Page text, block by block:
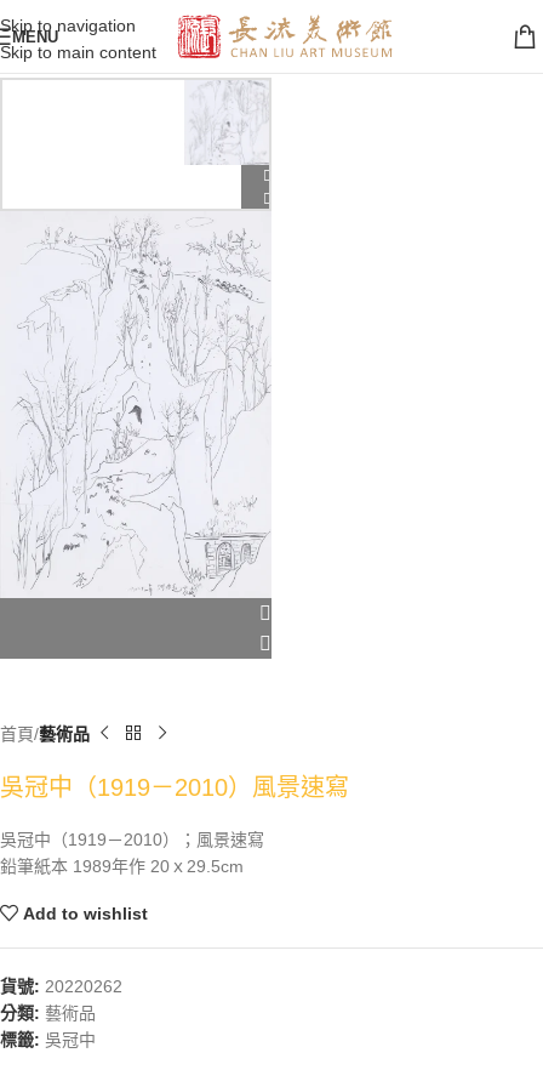
Skip to navigation
Skip to main content
MENU
首頁 藝術品
吳冠中（1919－2010）風景速寫
吳冠中（1919－2010）；風景速寫
鉛筆紙本 1989年作 20ｘ29.5cm
Add to wishlist
貨號: 20220262
分類: 藝術品
標籤: 吳冠中